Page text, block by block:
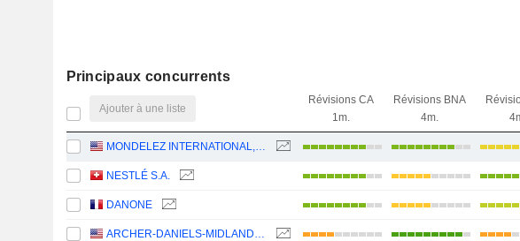
Principaux concurrents
Ajouter à une liste
Révisions CA
1m.
Révisions BNA
4m.
MONDELEZ INTERNATIONAL, INC.
NESTLÉ S.A.
DANONE
ARCHER-DANIELS-MIDLAND COMPANY